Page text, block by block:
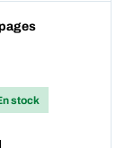
stock